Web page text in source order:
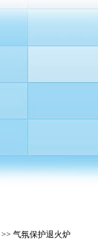
>> 气氛保护退火炉